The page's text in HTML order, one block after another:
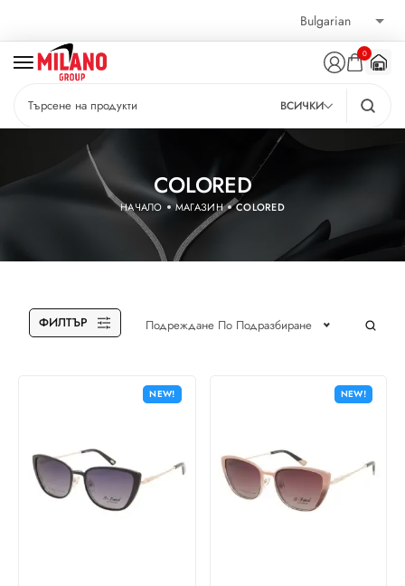
0
ВСИЧКИ
COLORED
НАЧАЛО МАГАЗИН COLORED
ФИЛТЪР Подреждане По Подразбиране
NEW! NEW!